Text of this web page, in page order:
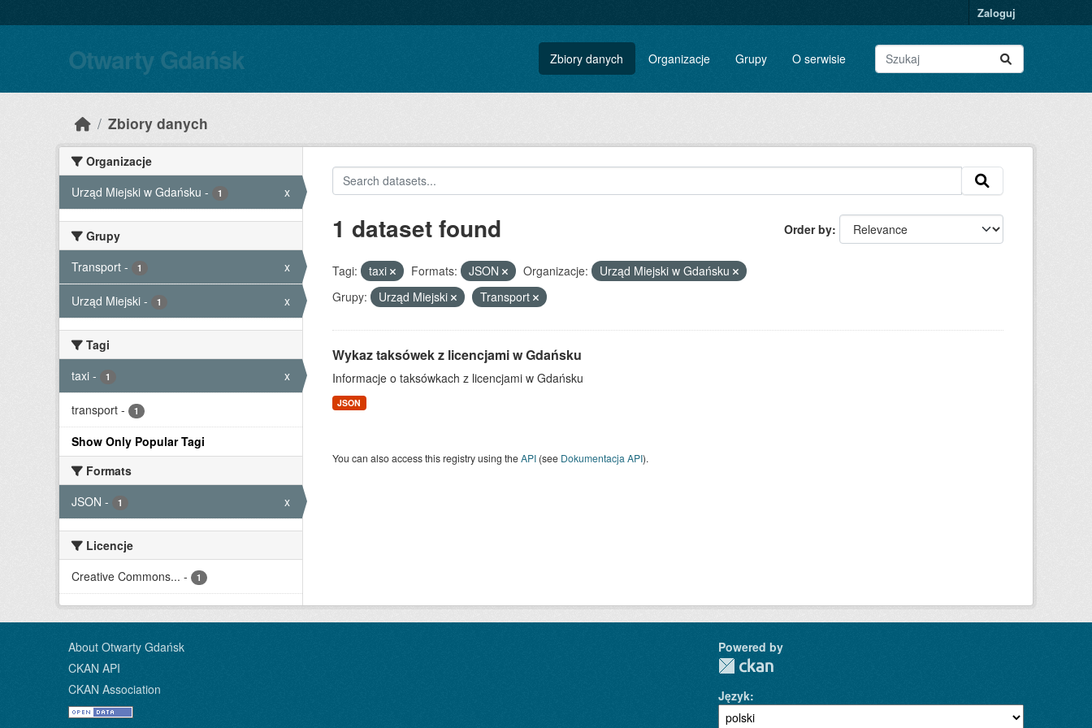
Zaloguj
Otwarty Gdańsk Zbiory danych Organizacje Grupy O serwisie
Zbiory danych
Organizacje
Urząd Miejski w Gdańsku - 1 x
Grupy
Transport - 1 x
Urząd Miejski - 1 x
Tagi
taxi - 1 x
transport - 1
Show Only Popular Tagi
Formats
JSON - 1 x
Licencje
Creative Commons... - 1
Order by
1 dataset found
Tagi: taxi Formats: JSON Organizacje:
Urząd Miejski w Gdańsku
Grupy:
Urząd Miejski Transport
Wykaz taksówek z licencjami w Gdańsku
Informacje o taksówkach z licencjami w Gdańsku
JSON
You can also access this registry using theAPI(see Dokumentacja API).
About Otwarty Gdańsk
CKAN API
CKAN Association
Powered by
Język